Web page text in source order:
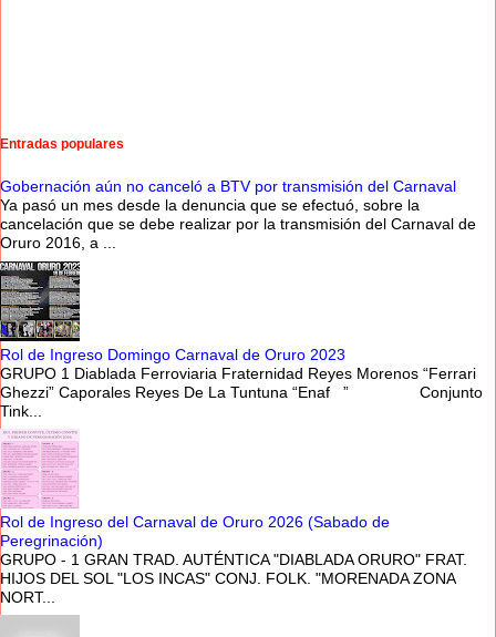
Entradas populares
Gobernación aún no canceló a BTV por transmisión del Carnaval
Ya pasó un mes desde la denuncia que se efectuó, sobre la
cancelación que se debe realizar por la transmisión del Carnaval de
Oruro 2016, a ...
Rol de Ingreso Domingo Carnaval de Oruro 2023
GRUPO 1 Diablada Ferroviaria Fraternidad Reyes Morenos “Ferrari
Ghezzi” Caporales Reyes De La Tuntuna “Enaf ” Conjunto
Tink...
Rol de Ingreso del Carnaval de Oruro 2026 (Sabado de
Peregrinación)
GRUPO - 1 GRAN TRAD. AUTÉNTICA "DIABLADA ORURO" FRAT.
HIJOS DEL SOL "LOS INCAS" CONJ. FOLK. "MORENADA ZONA
NORT...